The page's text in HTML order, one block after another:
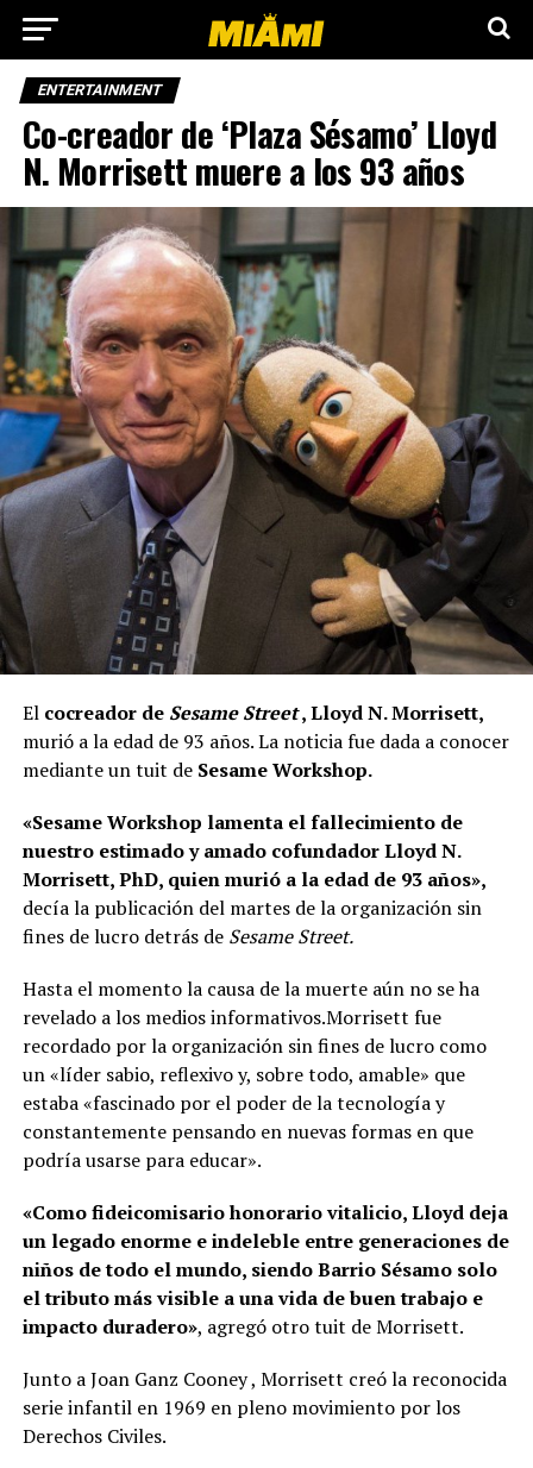
ENTERTAINMENT
Co-creador de ‘Plaza Sésamo’ Lloyd
N. Morrisett muere a los 93 años
Elcocreador deSesame Street, Lloyd N. Morrisett,
murió a la edad de 93 años. La noticia fue dada a conocer
mediante un tuit de Sesame Workshop.
«Sesame Workshop lamenta el fallecimiento de
nuestro estimado y amado cofundador Lloyd N.
Morrisett, PhD, quien murió a la edad de 93 años»,
decía la publicación del martes de la organización sin
fines de lucro detrás de Sesame Street.
Hasta el momento la causa de la muerte aún no se ha
revelado a los medios informativos.Morrisett fue
recordado por la organización sin fines de lucro como
un «líder sabio, reflexivo y, sobre todo, amable» que
estaba «fascinado por el poder de la tecnología y
constantemente pensando en nuevas formas en que
podría usarse para educar».
«Como fideicomisario honorario vitalicio, Lloyd deja
un legado enorme e indeleble entre generaciones de
niños de todo el mundo, siendo Barrio Sésamo solo
el tributo más visible a una vida de buen trabajo e
impacto duradero», agregó otro tuit de Morrisett.
Junto a Joan Ganz Cooney , Morrisett creó la reconocida
serie infantil en 1969 en pleno movimiento por los
Derechos Civiles.